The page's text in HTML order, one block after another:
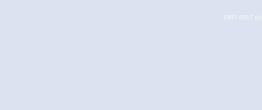
1997-2017